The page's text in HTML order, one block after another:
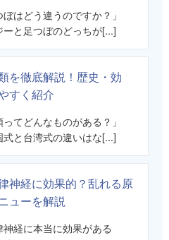
はどう違うのですか？」
ーと足つぼのどっちが[...]
を徹底解説！歴史・効
すく紹介
てどんなものがある？」
式と台湾式の違いはな[...]
神経に効果的？乱れる原
ューを解説
神経に本当に効果がある